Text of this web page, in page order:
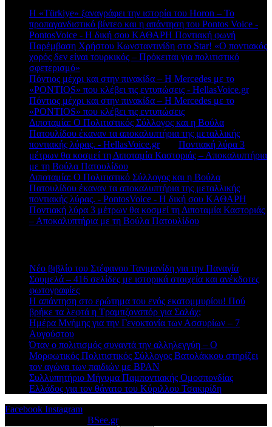
Η «Türkiye» ξαναγράφει την ιστορία του Horon – Το
προπαγανδιστικό βίντεο και η απάντηση του Pontos Voice -
PontosVoice - H δική σου ΚΑΘΑΡΗ Ποντιακή φωνή
Παρέμβαση Χρήστου Κωνσταντινίδη στο Star! «Ο ποντιακός
χορός δεν είναι τουρκικός – Πρόκειται για πολιτιστικό
σφετερισμό»
Πόντιος μέχρι και στην πινακίδα – Η Mercedes με το
«PONTIOS» που κλέβει τις εντυπώσεις - HellasVoice.grστο
Πόντιος μέχρι και στην πινακίδα – Η Mercedes με το
«PONTIOS» που κλέβει τις εντυπώσεις
Διποταμία: Ο Πολιτιστικός Σύλλογος και η Βούλα
Πατουλίδου έκαναν τα αποκαλυπτήρια της μεταλλικής
ποντιακής λύρας. - HellasVoice.grστο Ποντιακή λύρα 3
μέτρων θα κοσμεί τη Διποταμία Καστοριάς – Αποκαλυπτήρια
με τη Βούλα Πατουλίδου
Διποταμία: Ο Πολιτιστικό Σύλλογος και η Βούλα
Πατουλίδου έκαναν τα αποκαλυπτήρια της μεταλλικής
ποντιακής λύρας. - PontosVoice - H δική σου ΚΑΘΑΡΗ
Ποντιακή λύρα 3 μέτρων θα κοσμεί τη Διποταμία Καστοριάς
– Αποκαλυπτήρια με τη Βούλα Πατουλίδου
Νέο βιβλίο του Στέφανου Τανιμανίδη για την Παναγία
Σουμελά – 416 σελίδες με ιστορικά στοιχεία και ανέκδοτες
φωτογραφίες
Η απάντηση στο ερώτημα του ενός εκατομμυρίου! Πού
βρήκε τα λεφτά η Τραμπζονσπόρ για Σαλάχ;
Ημέρα Μνήμης για την Γενοκτονία των Ασσυρίων – 7
Αυγούστου
Όταν ο πολιτισμός συναντά την αλληλεγγύη – Ο
Μορφωτικός Πολιτιστικός Σύλλογος Βατολάκκου στηρίζει
τον αγώνα των παιδιών με BPAN
Συλλυπητήριο Μήνυμα Παμποντιακής Ομοσπονδίας
Ελλάδος για τον θάνατο του Κύριλλου Τσακιρίδη
Facebook Instagram
BSee.gr.